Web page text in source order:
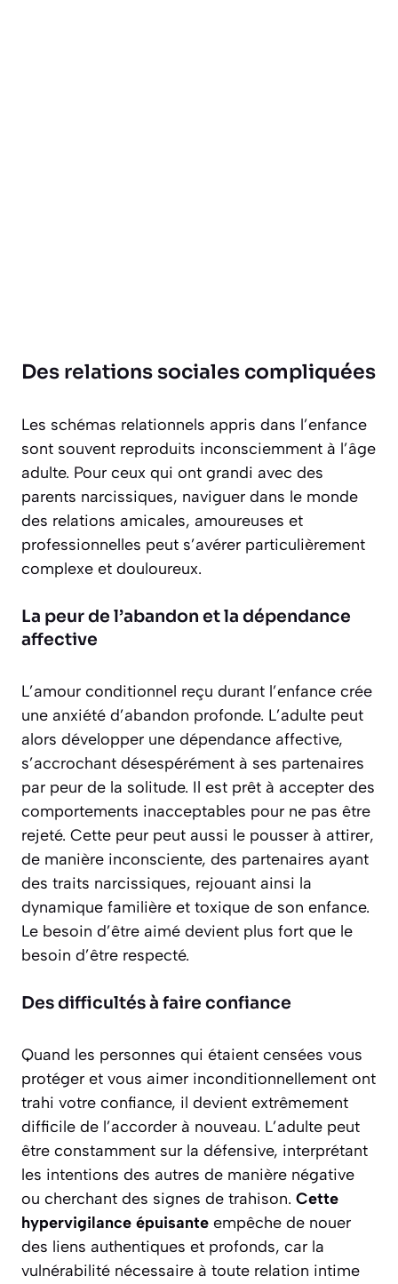
Des relations sociales compliquées
Les schémas relationnels appris dans l’enfance
sont souvent reproduits inconsciemment à l’âge
adulte. Pour ceux qui ont grandi avec des
parents narcissiques, naviguer dans le monde
des relations amicales, amoureuses et
professionnelles peut s’avérer particulièrement
complexe et douloureux.
La peur de l’abandon et la dépendance
affective
L’amour conditionnel reçu durant l’enfance crée
une anxiété d’abandon profonde. L’adulte peut
alors développer une dépendance affective,
s’accrochant désespérément à ses partenaires
par peur de la solitude. Il est prêt à accepter des
comportements inacceptables pour ne pas être
rejeté. Cette peur peut aussi le pousser à attirer,
de manière inconsciente, des partenaires ayant
des traits narcissiques, rejouant ainsi la
dynamique familière et toxique de son enfance.
Le besoin d’être aimé devient plus fort que le
besoin d’être respecté.
Des difficultés à faire confiance
Quand les personnes qui étaient censées vous
protéger et vous aimer inconditionnellement ont
trahi votre confiance, il devient extrêmement
difficile de l’accorder à nouveau. L’adulte peut
être constamment sur la défensive, interprétant
les intentions des autres de manière négative
ou cherchant des signes de trahison. Cette
hypervigilance épuisante empêche de nouer
des liens authentiques et profonds, car la
vulnérabilité nécessaire à toute relation intime